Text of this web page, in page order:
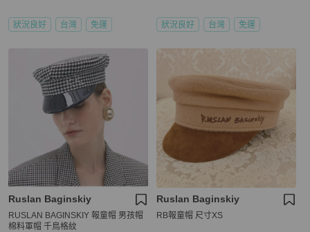
狀況良好 台灣 免運 狀況良好 台灣 免運
Ruslan Baginskiy
RUSLAN BAGINSKIY 報童帽 男孩帽
棉料軍帽 千鳥格紋
Ruslan Baginskiy
RB報童帽 尺寸XS